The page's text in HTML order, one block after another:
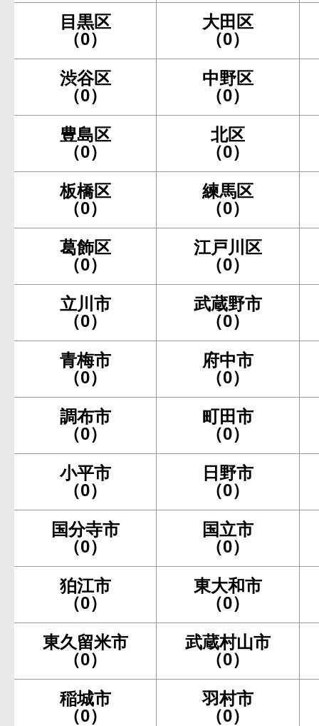
目黒区
（0）
大田区
（0）
渋谷区
（0）
中野区
（0）
豊島区
（0）
北区
（0）
板橋区
（0）
練馬区
（0）
葛飾区
（0）
江戸川区
（0）
立川市
（0）
武蔵野市
（0）
青梅市
（0）
府中市
（0）
調布市
（0）
町田市
（0）
小平市
（0）
日野市
（0）
国分寺市
（0）
国立市
（0）
狛江市
（0）
東大和市
（0）
東久留米市
（0）
武蔵村山市
（0）
稲城市
（0）
羽村市
（0）